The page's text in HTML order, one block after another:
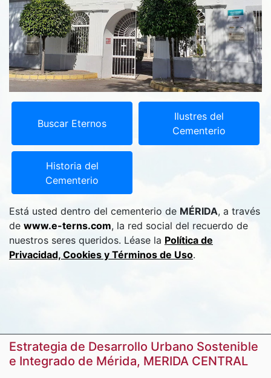
Buscar Eternos
Ilustres del
Cementerio
Historia del
Cementerio
Está usted dentro del cementerio de MÉRIDA, a través
de www.e-terns.com, la red social del recuerdo de
nuestros seres queridos. Léase la Política de
Privacidad, Cookies y Términos de Uso.
Estrategia de Desarrollo Urbano Sostenible
e Integrado de Mérida, MERIDA CENTRAL